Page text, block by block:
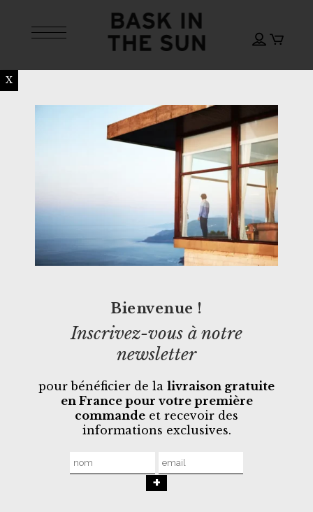
Bienvenue !
Inscrivez-vous à notre
newsletter
pour bénéficier de la livraison gratuite
en France pour votre première
commande et recevoir des
informations exclusives.
X